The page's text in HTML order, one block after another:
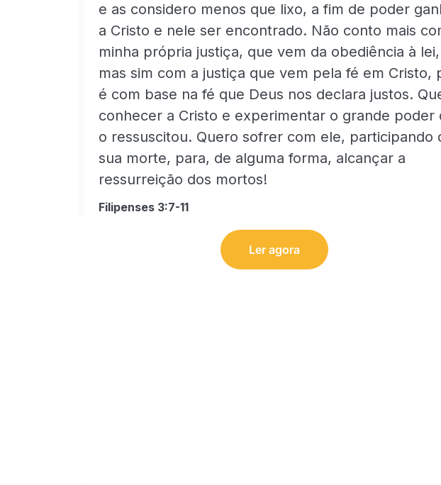
e as considero menos que lixo, a fim de poder
a Cristo e nele ser encontrado. Não conto mais
minha própria justiça, que vem da obediência à lei,
mas sim com a justiça que vem pela fé em Cristo,
é com base na fé que Deus nos declara justos.
conhecer a Cristo e experimentar o grande poder
o ressuscitou. Quero sofrer com ele, participando
sua morte, para, de alguma forma, alcançar a
ressurreição dos mortos!
Filipenses 3:7-11
Ler agora